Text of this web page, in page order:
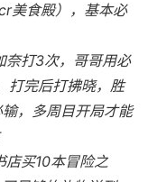
美食殿），基本必
奈打3次，哥哥用必
打完后打拂晓，胜
，多周目开局才能
店买10本冒险之